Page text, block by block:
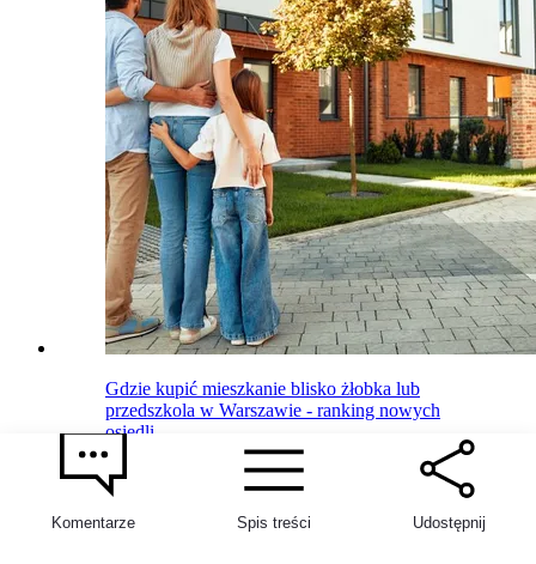
Gdzie kupić mieszkanie blisko żłobka lub
przedszkola w Warszawie - ranking nowych
osiedli
16 kwietnia 2026
Ewelina Zajączkowska-Klec
Komentarze Spis treści Udostępnij